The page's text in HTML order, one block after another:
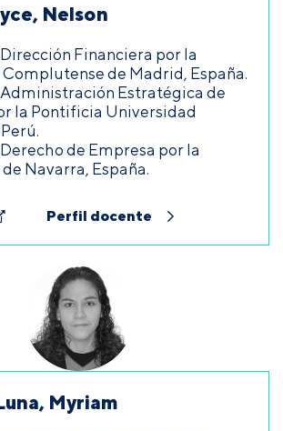
Nelson
Financiera por la
de Madrid, España.
Estratégica de
la Pontificia Universidad
de Empresa por la
Navarra, España.
Perfil docente
Myriam